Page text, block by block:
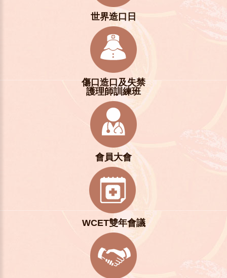
世界造口日
傷口造口及失禁
護理師訓練班
會員大會
WCET雙年會議